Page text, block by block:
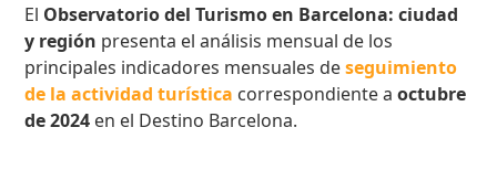
El Observatorio del Turismo en Barcelona: ciudad
y región presenta el análisis mensual de los
principales indicadores mensuales deseguimiento
de la actividad turística correspondiente aoctubre
de 2024 en el Destino Barcelona.